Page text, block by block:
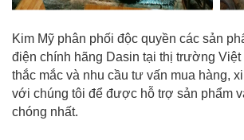
Kim Mỹ phân phối độc quyền các sản
điện chính hãng Dasin tại thị trường Việt
thắc mắc và nhu cầu tư vấn mua hàng,
với chúng tôi để được hỗ trợ sản phẩm
chóng nhất.